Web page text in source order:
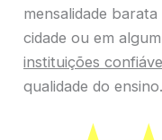
mensalidade
cidade ou em
instituições
qualidade do ensino.